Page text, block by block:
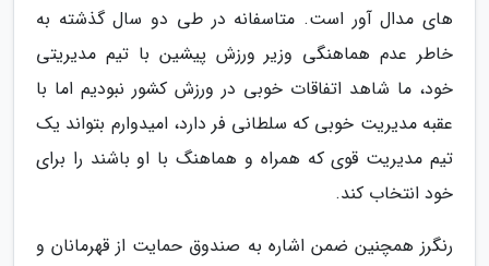
های مدال آور است. متاسفانه در طی دو سال گذشته به
خاطر عدم هماهنگی وزیر ورزش پیشین با تیم مدیریتی
خود، ما شاهد اتفاقات خوبی در ورزش کشور نبودیم اما با
عقبه مدیریت خوبی که سلطانی فر دارد، امیدوارم بتواند یک
تیم مدیریت قوی که همراه و هماهنگ با او باشند را برای
خود انتخاب کند.
رنگرز همچنین ضمن اشاره به صندوق حمایت از قهرمانان و